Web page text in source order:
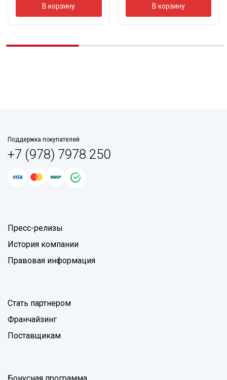
В корзину В корзину
Поддержка покупателей
+7 (978) 7978 250
Пресс-релизы
История компании
Правовая информация
Стать партнером
Франчайзинг
Поставщикам
Бонусная программа